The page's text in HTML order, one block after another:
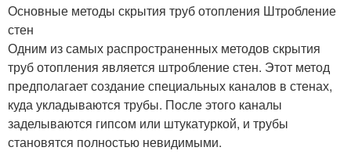
Основные методы скрытия труб отопления Штробление
стен
Одним из самых распространенных методов скрытия
труб отопления является штробление стен. Этот метод
предполагает создание специальных каналов в стенах,
куда укладываются трубы. После этого каналы
заделываются гипсом или штукатуркой, и трубы
становятся полностью невидимыми.